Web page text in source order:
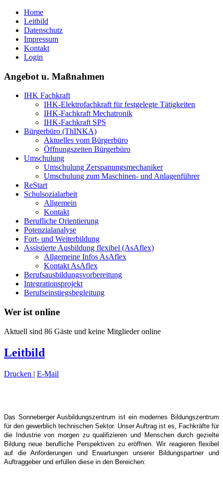
Home
Leitbild
Datenschutz
Impressum
Kontakt
Login
Angebot u. Maßnahmen
IHK Fachkraft
IHK-Elektrofachkraft für festgelegte Tätigkeiten
IHK-Fachkraft Mechatronik
IHK-Fachkraft SPS
Bürgerbüro (ThINKA)
Aktuelles vom Bürgerbüro
Öffnungszeiten Bürgerbüro
Umschulung
Umschulung Zerspanungsmechaniker
Umschulung zum Maschinen- und Anlagenführer
ReStart
Schulsozialarbeit
Allgemein
Kontakt
Berufliche Orientierung
Potenzialanalyse
Fort- und Weiterbildung
Assistierte Ausbildung flexibel (AsAflex)
Allgemeine Infos AsAflex
Kontakt AsAflex
Berufsausbildungsvorbereitung
Integrationsprojekt
Berufseinstiegsbegleitung
Wer ist online
Aktuell sind 86 Gäste und keine Mitglieder online
Leitbild
Drucken | E-Mail
Das Sonneberger Ausbildungszentrum ist ein modernes Bildungszentrum
für den gewerblich technischen Sektor. Unser Auftrag ist es, Fachkräfte für
die Industrie von morgen zu qualifizieren und Menschen durch gezielte
Bildung neue berufliche Perspektiven zu eröffnen. Wir reagieren flexibel
auf die Anforderungen und Erwartungen unserer Bildungspartner und
Auftraggeber und erfüllen diese in den Bereichen: